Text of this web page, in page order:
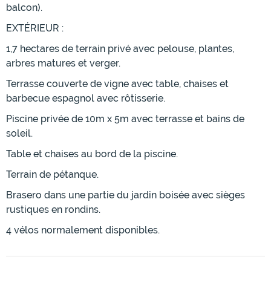
balcon).
EXTÉRIEUR :
1,7 hectares de terrain privé avec pelouse, plantes,
arbres matures et verger.
Terrasse couverte de vigne avec table, chaises et
barbecue espagnol avec rôtisserie.
Piscine privée de 10m x 5m avec terrasse et bains de
soleil.
Table et chaises au bord de la piscine.
Terrain de pétanque.
Brasero dans une partie du jardin boisée avec sièges
rustiques en rondins.
4 vélos normalement disponibles.